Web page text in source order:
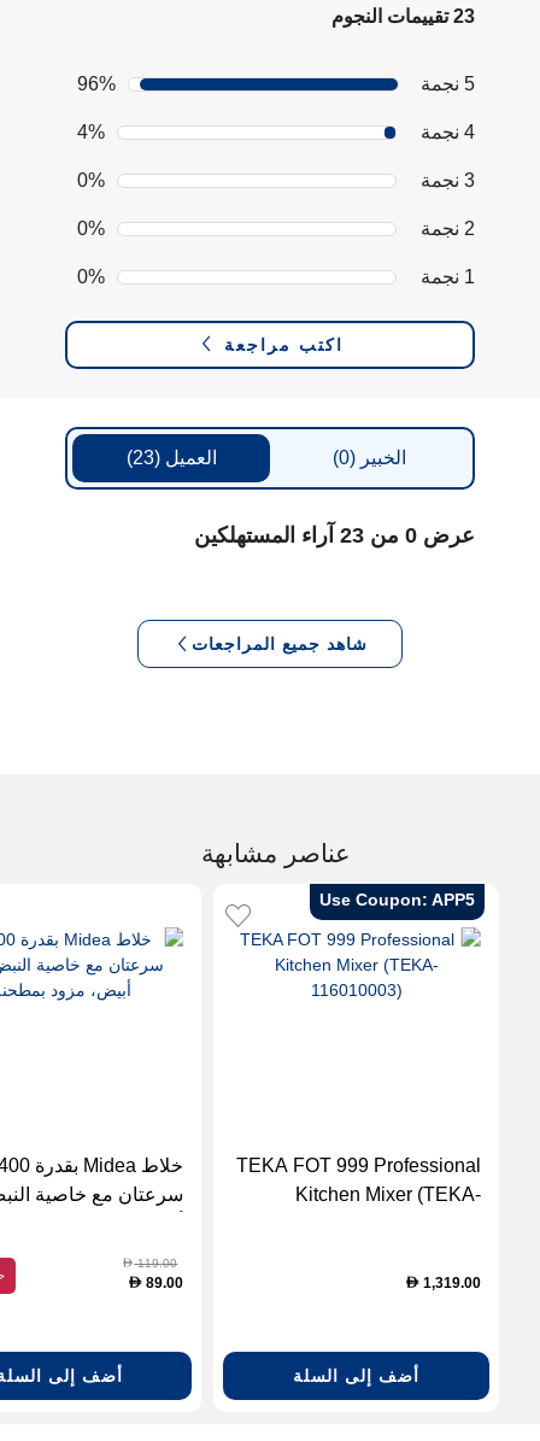
23 تقييمات النجوم
5 نجمة 96%
4 نجمة 4%
3 نجمة 0%
2 نجمة 0%
1 نجمة 0%
اكتب مراجعة
العميل(23) الخبير(0)
عرض 0 من 23 آراء المستهلكين
شاهد جميع المراجعات
عناصر مشابهة
Use Coupon: APP5
TEKA FOT 999 Professional
Kitchen Mixer (TEKA-
D 1,319.00
أضف إلى السلة
سرعتان مع خاصية
D119.00
D 89.00
أضف إلى